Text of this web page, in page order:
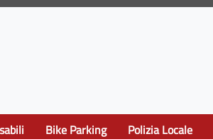
Bike Parking Polizia Locale